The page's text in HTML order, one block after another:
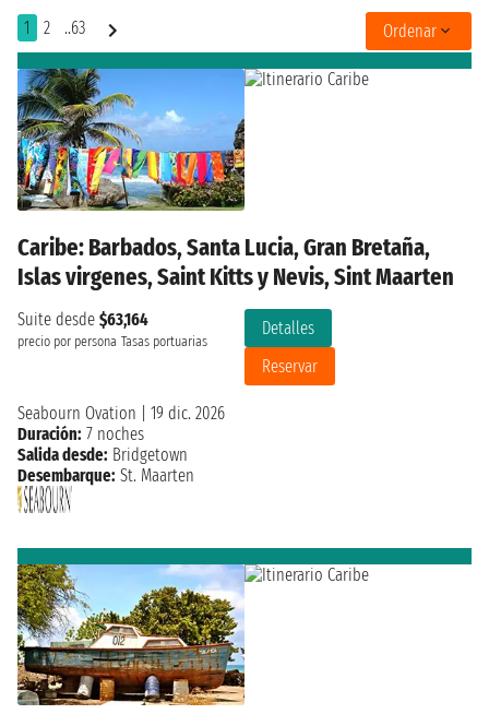
1 2 ..63 Ordenar
Caribe: Barbados, Santa Lucia, Gran Bretaña,
Islas virgenes, Saint Kitts y Nevis, Sint Maarten
Suite desde $63,164
precio por persona Tasas portuarias
Detalles
Reservar
Seabourn Ovation
19 dic. 2026
Duración: 7 noches
Salida desde: Bridgetown
Desembarque: St. Maarten